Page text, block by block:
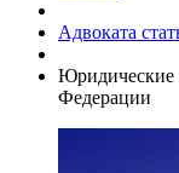
Адвоката
Юридические
Федерации